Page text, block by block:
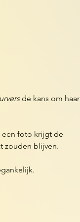
de kans om haar
een foto krijgt de
zouden blijven.